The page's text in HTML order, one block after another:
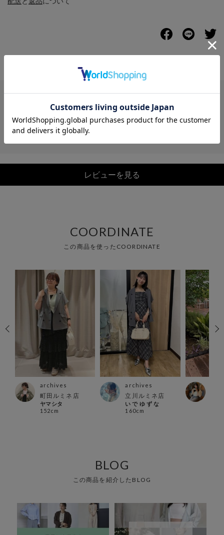
レビュー
レビューを見る
COORDINATE
この商品を使ったCOORDINATE
archives
町田ルミネ店
ヤマシタ
152cm
archives
立川ルミネ店
い で ゆ ず な
160cm
BLOG
この商品を紹介したBLOG